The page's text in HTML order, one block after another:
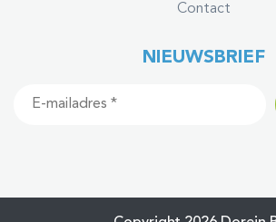
Contact
NIEUWSBRIEF